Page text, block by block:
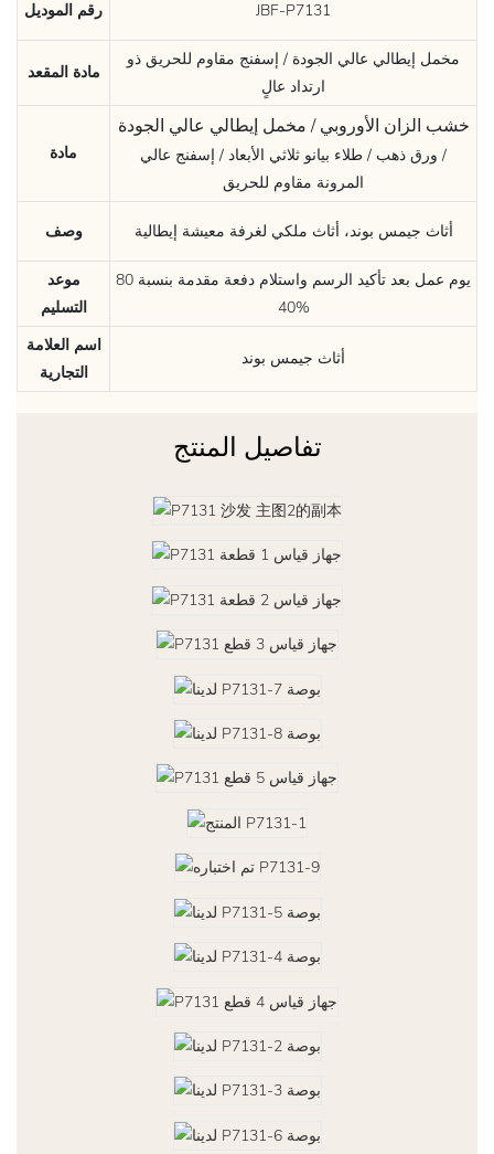
رقم الموديل JBF-P7131
مادة المقعد
مخمل إيطالي عالي الجودة / إسفنج مقاوم للحريق ذو
ارتداد عالٍ
مادة
خشب الزان الأوروبي / مخمل إيطالي عالي الجودة
/ ورق ذهب / طلاء بيانو ثلاثي الأبعاد / إسفنج عالي
المرونة مقاوم للحريق
وصف أثاث جيمس بوند، أثاث ملكي لغرفة معيشة إيطالية
موعد
التسليم
80 يوم عمل بعد تأكيد الرسم واستلام دفعة مقدمة بنسبة
40%
اسم العلامة
التجارية
أثاث جيمس بوند
تفاصيل المنتج